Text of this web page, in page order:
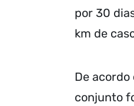
por 30
km de
De
conjunto